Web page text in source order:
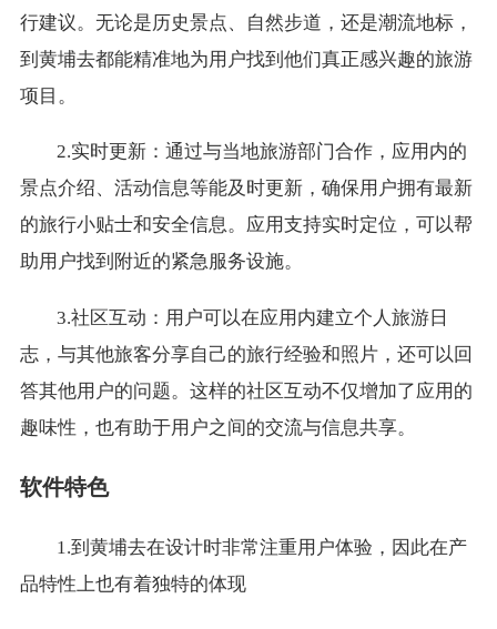
行建议。无论是历史景点、自然步道，还是潮流地标，
到黄埔去都能精准地为用户找到他们真正感兴趣的旅游
项目。
2.实时更新：通过与当地旅游部门合作，应用内的
景点介绍、活动信息等能及时更新，确保用户拥有最新
的旅行小贴士和安全信息。应用支持实时定位，可以帮
助用户找到附近的紧急服务设施。
3.社区互动：用户可以在应用内建立个人旅游日
志，与其他旅客分享自己的旅行经验和照片，还可以回
答其他用户的问题。这样的社区互动不仅增加了应用的
趣味性，也有助于用户之间的交流与信息共享。
软件特色
1.到黄埔去在设计时非常注重用户体验，因此在产
品特性上也有着独特的体现